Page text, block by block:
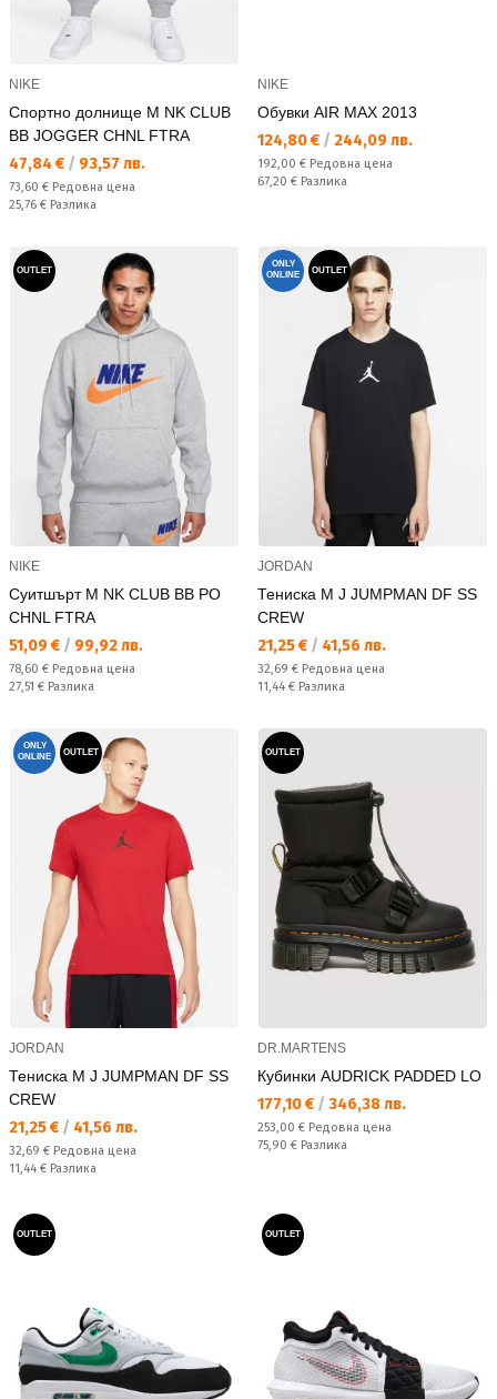
NIKE
Спортно долнище M NK CLUB
BB JOGGER CHNL FTRA
Текуща цена:
47,84 € / 93,57 лв.
Редовна цена:
73,60 € Редовна цена
Спестявате:
25,76 € Разлика
NIKE
Обувки AIR MAX 2013
Текуща цена:
124,80 € / 244,09 лв.
Редовна цена:
192,00 € Редовна цена
Спестявате:
67,20 € Разлика
OUTLET
NIKE
Суитшърт M NK CLUB BB PO
CHNL FTRA
Текуща цена:
51,09 € / 99,92 лв.
Редовна цена:
78,60 € Редовна цена
Спестявате:
27,51 € Разлика
ONLY
ONLINE
OUTLET
JORDAN
Тениска M J JUMPMAN DF SS
CREW
Текуща цена:
21,25 € / 41,56 лв.
Редовна цена:
32,69 € Редовна цена
Спестявате:
11,44 € Разлика
ONLY
ONLINE
OUTLET
JORDAN
Тениска M J JUMPMAN DF SS
CREW
Текуща цена:
21,25 € / 41,56 лв.
Редовна цена:
32,69 € Редовна цена
Спестявате:
11,44 € Разлика
OUTLET
DR.MARTENS
Кубинки AUDRICK PADDED LO
Текуща цена:
177,10 € / 346,38 лв.
Редовна цена:
253,00 € Редовна цена
Спестявате:
75,90 € Разлика
OUTLET OUTLET